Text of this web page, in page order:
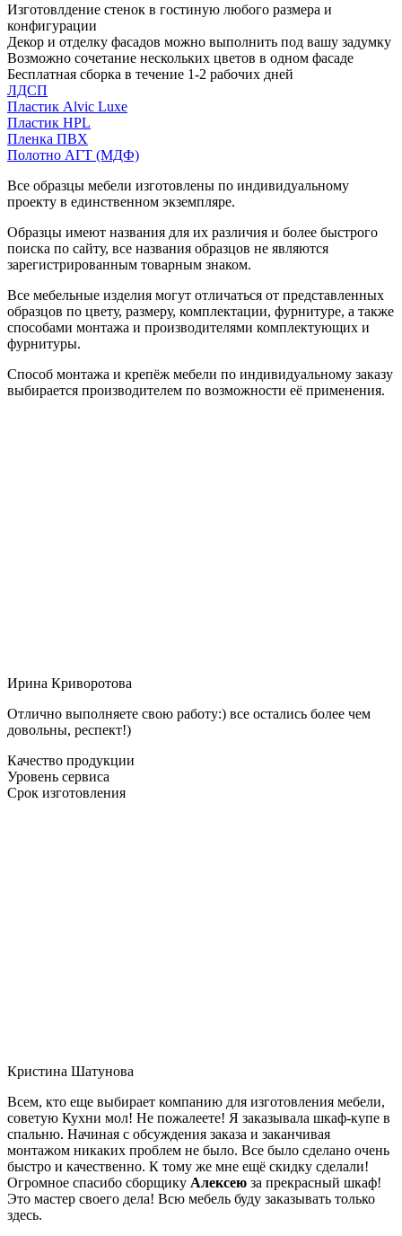
Изготовлдение стенок в гостиную любого размера и
конфигурации
Декор и отделку фасадов можно выполнить под вашу задумку
Возможно сочетание нескольких цветов в одном фасаде
Бесплатная сборка в течение 1-2 рабочих дней
ЛДСП
Пластик Alvic Luxe
Пластик HPL
Пленка ПВХ
Полотно АГТ (МДФ)
Все образцы мебели изготовлены по индивидуальному
проекту в единственном экземпляре.
Образцы имеют названия для их различия и более быстрого
поиска по сайту, все названия образцов не являются
зарегистрированным товарным знаком.
Все мебельные изделия могут отличаться от представленных
образцов по цвету, размеру, комплектации, фурнитуре, а также
способами монтажа и производителями комплектующих и
фурнитуры.
Способ монтажа и крепёж мебели по индивидуальному заказу
выбирается производителем по возможности её применения.
Ирина Криворотова
Отлично выполняете свою работу:) все остались более чем
довольны, респект!)
Качество продукции
Уровень сервиса
Срок изготовления
Кристина Шатунова
Всем, кто еще выбирает компанию для изготовления мебели,
советую Кухни мол! Не пожалеете! Я заказывала шкаф-купе в
спальню. Начиная с обсуждения заказа и заканчивая
монтажом никаких проблем не было. Все было сделано очень
быстро и качественно. К тому же мне ещё скидку сделали!
Огромное спасибо сборщику Алексею за прекрасный шкаф!
Это мастер своего дела! Всю мебель буду заказывать только
здесь.